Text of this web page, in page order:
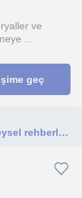
ve
...
geç
Online eğitim koçluğu;akademik hedeflere bireysel rehberlik isteyen kişilere